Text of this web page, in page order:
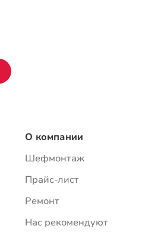
О компании
Шефмонтаж
Прайс-лист
Ремонт
Нас рекомендуют